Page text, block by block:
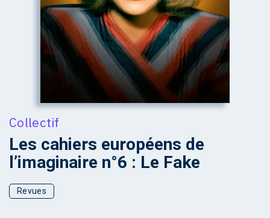
Collectif
Les cahiers européens de
l’imaginaire n°6 : Le Fake
Revues